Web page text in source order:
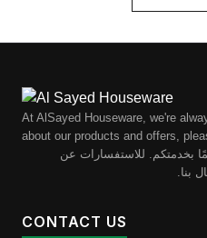
At AlSayed Houseware, we're
about our products and offers,
بخدمتكم. للاستفسارات عن
بنا.
CONTACT US